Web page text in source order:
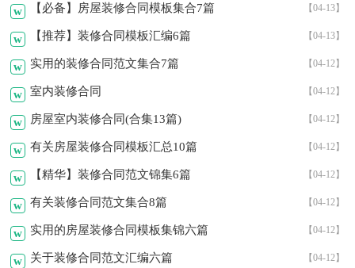
w 【04-13】
【必备】房屋装修合同模板集合7篇
w 【04-13】
【推荐】装修合同模板汇编6篇
w 【04-12】
实用的装修合同范文集合7篇
w 【04-12】
室内装修合同
w 【04-12】
房屋室内装修合同(合集13篇)
w 【04-12】
有关房屋装修合同模板汇总10篇
w 【04-12】
【精华】装修合同范文锦集6篇
w 【04-12】
有关装修合同范文集合8篇
w 【04-12】
实用的房屋装修合同模板集锦六篇
w 【04-12】
关于装修合同范文汇编六篇